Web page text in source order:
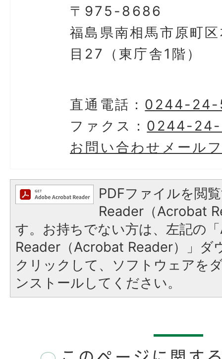
〒975-8686
福島県南相馬市原町
目27（東庁舎1階）
直通電話： 0244-24-
ファクス： 0244-
お問い合わせメール
PDFファイルを閲
Reader（Acrobat
す。お持ちでない方は、左記の
Reader（Acrobat Reader）」ダ
クリックして、ソフトウェアを
ンストールしてください。